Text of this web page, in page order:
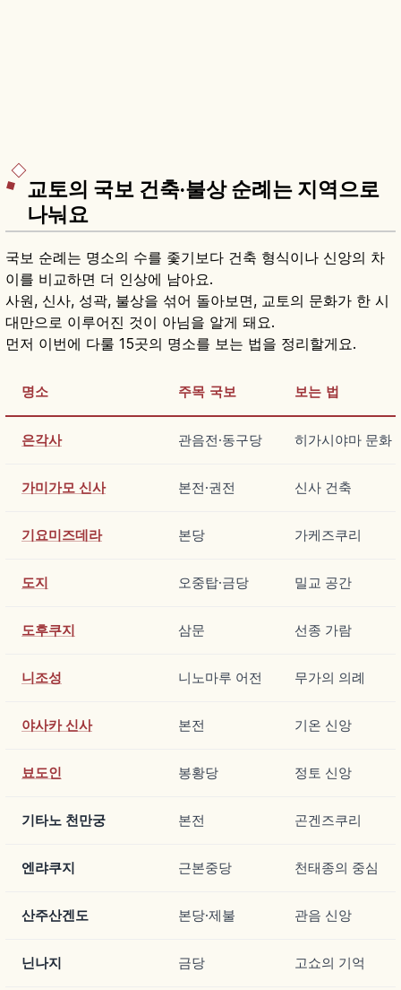
교토의 국보 건축·불상 순례는 지역으로
나눠요
국보 순례는 명소의 수를 좇기보다 건축 형식이나 신앙의 차
이를 비교하면 더 인상에 남아요.
사원, 신사, 성곽, 불상을 섞어 돌아보면, 교토의 문화가 한 시
대만으로 이루어진 것이 아님을 알게 돼요.
먼저 이번에 다룰 15곳의 명소를 보는 법을 정리할게요.
명소 주목 국보 보는 법
은각사 관음전·동구당 히가시야마 문화
가미가모 신사 본전·권전 신사 건축
기요미즈데라 본당 가케즈쿠리
도지 오중탑·금당 밀교 공간
도후쿠지 삼문 선종 가람
니조성 니노마루 어전 무가의 의례
야사카 신사 본전 기온 신앙
뵤도인 봉황당 정토 신앙
기타노 천만궁 본전 곤겐즈쿠리
엔랴쿠지 근본중당 천태종의 중심
산주산겐도 본당·제불 관음 신앙
닌나지 금당 고쇼의 기억